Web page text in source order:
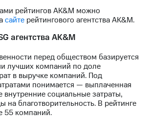
рейтингов AK&M можно
сайте рейтингового агентства AK&M.
агентства AK&M
перед обществом базируется
лучших компаний по доле
в выручке компаний. Под
понимается — выплаченная
внутренние социальные затраты,
на благотворительность. В рейтинге
55 компаний.